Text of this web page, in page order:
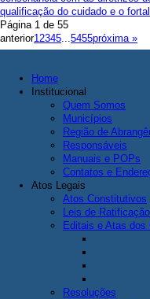
qualificação do cuidado e o
Página 1 de 55
anterior12345...5455próxima »
Home
Institucional
Quem Somos
Municípios
Região de
Responsáveis
Manuais e POPs
Contatos e
Atos Legais
Atos Constitutivos
Leis de Ratificação
Editais e Atas dos
Resoluções